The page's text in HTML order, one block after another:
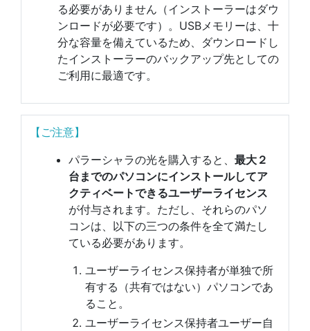
る必要がありません（インストーラーはダウ
ンロードが必要です）。USBメモリーは、十
分な容量を備えているため、ダウンロードし
たインストーラーのバックアップ先としての
ご利用に最適です。
【ご注意】
パラーシャラの光を購入すると、 最大２
台までのパソコンにインストールしてア
クティベートできるユーザーライセンス
が付与されます。ただし、それらのパソ
コンは、以下の三つの条件を全て満たし
ている必要があります。
ユーザーライセンス保持者が単独で所
有する（共有ではない）パソコンであ
ること。
ユーザーライセンス保持者ユーザー自